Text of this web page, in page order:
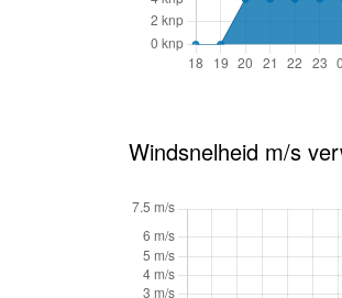
Windsnelheid m/s